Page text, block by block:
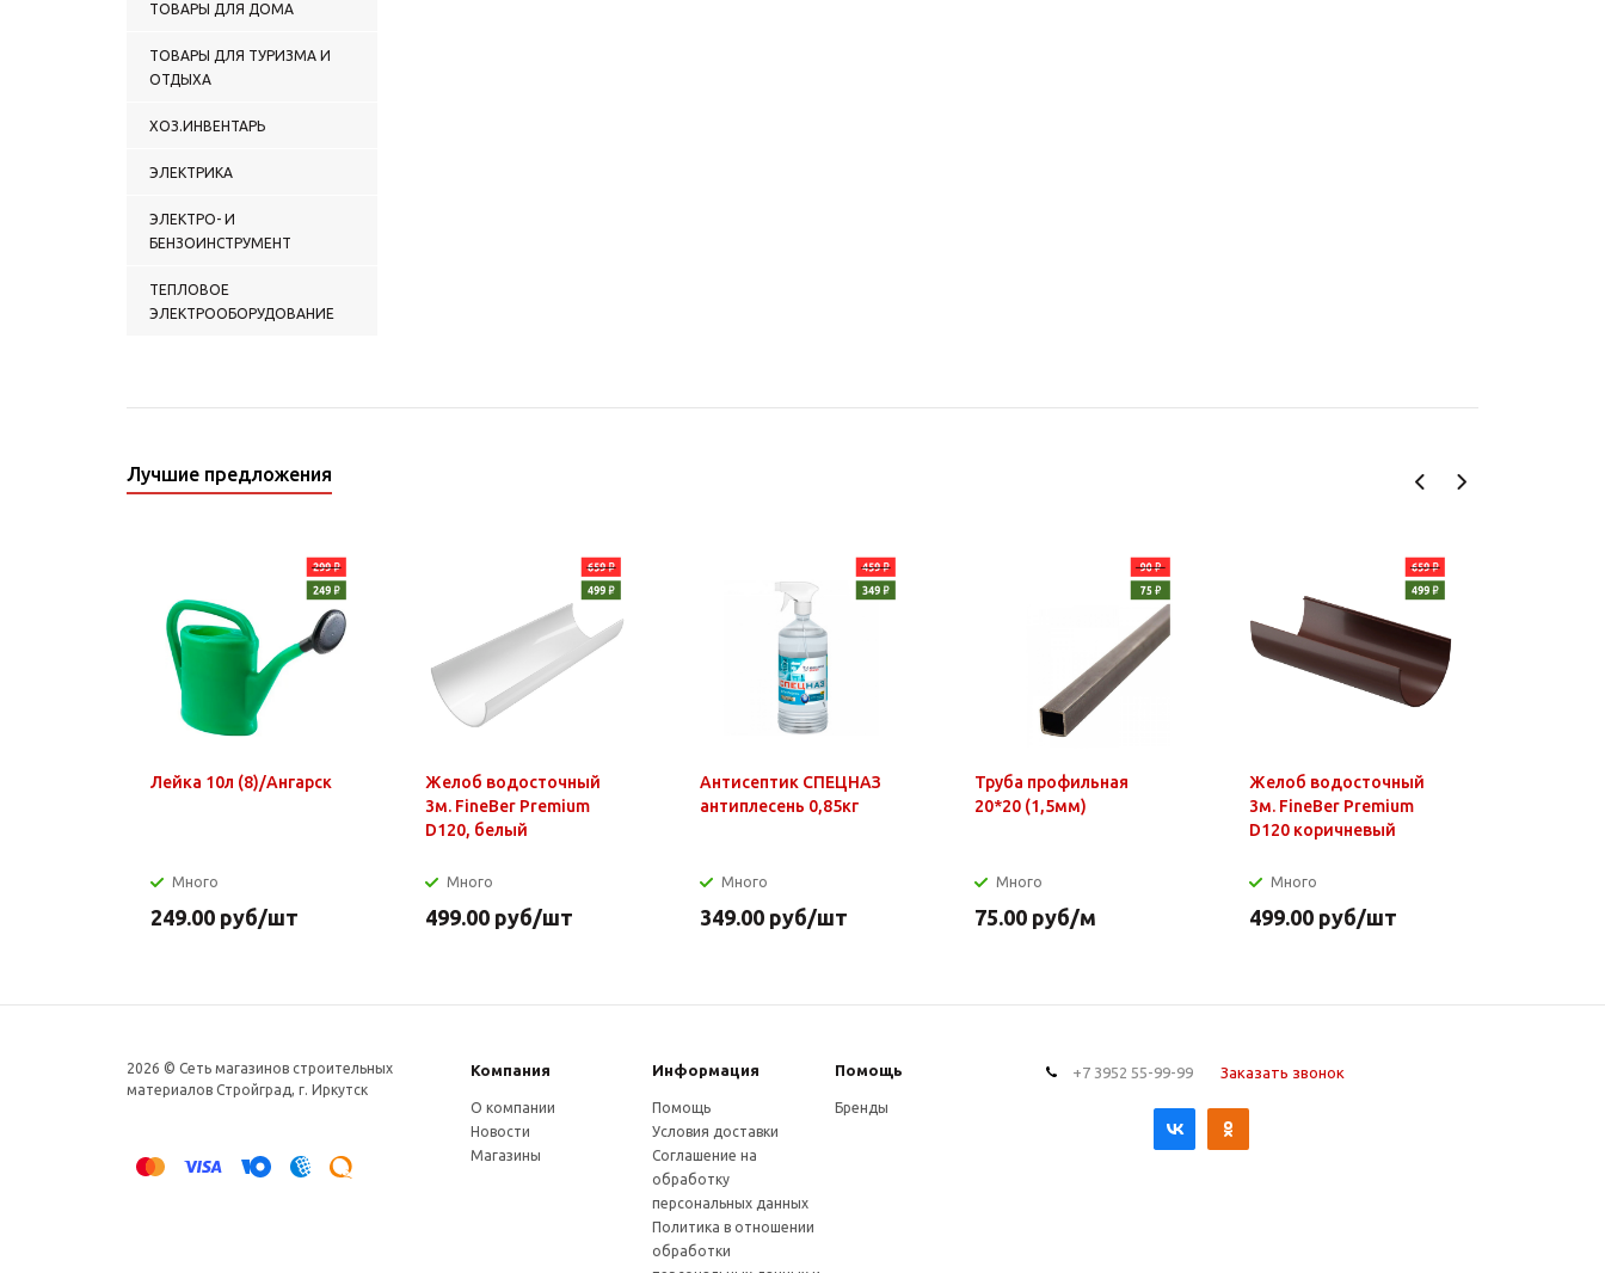
ТОВАРЫ ДЛЯ ДОМА
ТОВАРЫ ДЛЯ ТУРИЗМА И
ОТДЫХА
ХОЗ.ИНВЕНТАРЬ
ЭЛЕКТРИКА
ЭЛЕКТРО- И
БЕНЗОИНСТРУМЕНТ
ТЕПЛОВОЕ
ЭЛЕКТРООБОРУДОВАНИЕ
Лучшие предложения
Лейка 10л (8)/Ангарск
Много
249.00 руб/шт
Желоб водосточный
3м. FineBer Premium
D120, белый
Много
499.00 руб/шт
Антисептик СПЕЦНАЗ
антиплесень 0,85кг
Много
349.00 руб/шт
Труба профильная
20*20 (1,5мм)
Много
75.00 руб/м
Желоб водосточный
3м. FineBer Premium
D120 коричневый
Много
499.00 руб/шт
2026 © Сеть магазинов строительных
материалов Стройград, г. Иркутск
Компания Информация Помощь
О компании
Новости
Магазины
Помощь
Условия доставки
Соглашение на
обработку
персональных данных
Политика в отношении
обработки
Бренды
+7 3952 55-99-99 Заказать звонок